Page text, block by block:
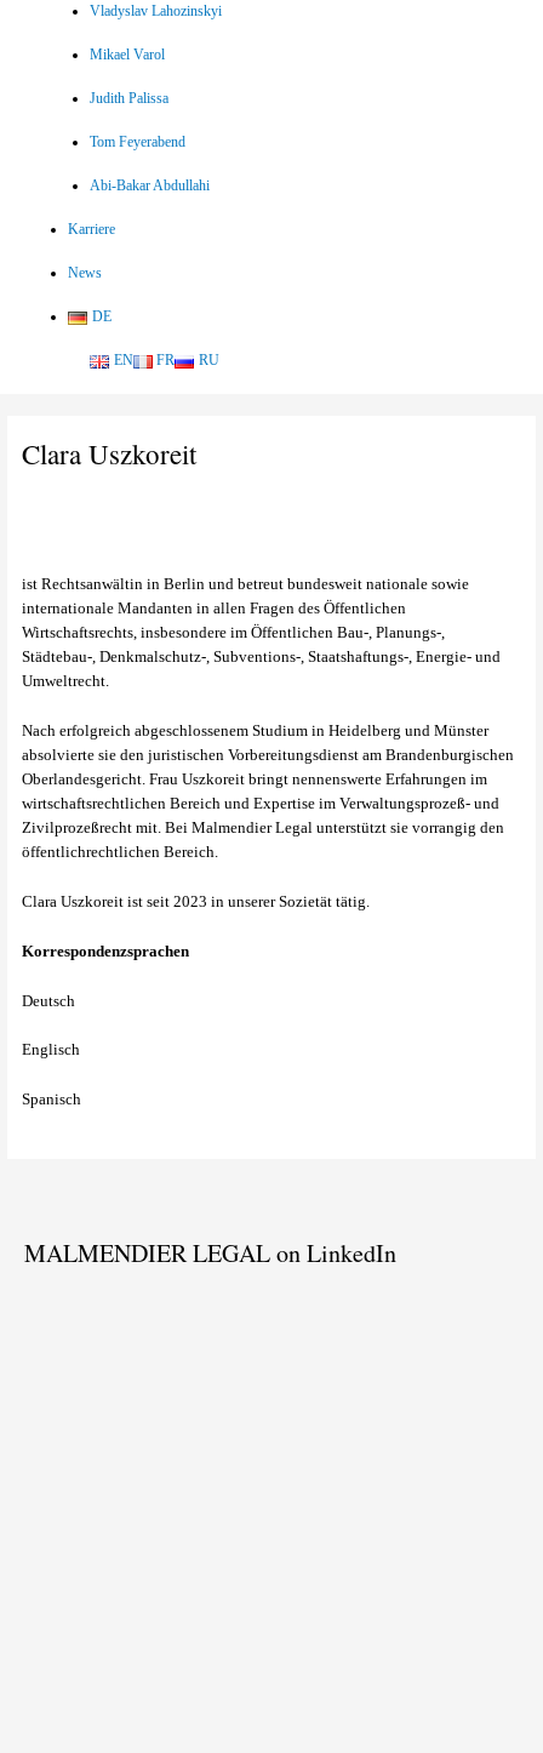
Vladyslav Lahozinskyi
Mikael Varol
Judith Palissa
Tom Feyerabend
Abi-Bakar Abdullahi
Karriere
News
DE
EN FR RU
Clara Uszkoreit
ist Rechtsanwältin in Berlin und betreut bundesweit nationale sowie
internationale Mandanten in allen Fragen des Öffentlichen
Wirtschaftsrechts, insbesondere im Öffentlichen Bau-, Planungs-,
Städtebau-, Denkmalschutz-, Subventions-, Staatshaftungs-, Energie- und
Umweltrecht.
Nach erfolgreich abgeschlossenem Studium in Heidelberg und Münster
absolvierte sie den juristischen Vorbereitungsdienst am Brandenburgischen
Oberlandesgericht. Frau Uszkoreit bringt nennenswerte Erfahrungen im
wirtschaftsrechtlichen Bereich und Expertise im Verwaltungsprozeß- und
Zivilprozeßrecht mit. Bei Malmendier Legal unterstützt sie vorrangig den
öffentlichrechtlichen Bereich.
Clara Uszkoreit ist seit 2023 in unserer Sozietät tätig.
Korrespondenzsprachen
Deutsch
Englisch
Spanisch
MALMENDIER LEGAL on LinkedIn